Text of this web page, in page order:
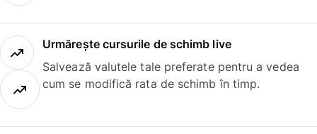
Urmărește cursurile de schimb live
Salvează valutele tale preferate pentru a vedea
cum se modifică rata de schimb în timp.